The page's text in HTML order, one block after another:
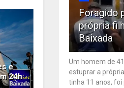
e
24h
Foragido
própria
Baixada
Um homem de
estuprar a
tinha 11 anos,